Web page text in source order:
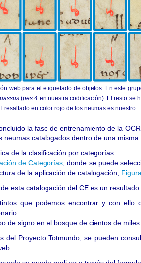
web para el etiquetado de objetos. En este
(pes.4 en nuestra codificación). El resto se
resaltado en color rojo de los neumas es nuestro.
la fase de entrenamiento de la
neumas catalogados dentro de una
de la clasificación por categorías.
de Categorías , donde se puede
de la aplicación de catalogación,
esta catalogación del CE es un
que podemos encontrar y con
de signo en el bosque de cientos de
del Proyecto Totmundo, se pueden